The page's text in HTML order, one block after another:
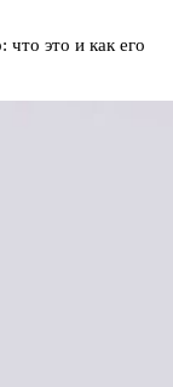
что это и как его